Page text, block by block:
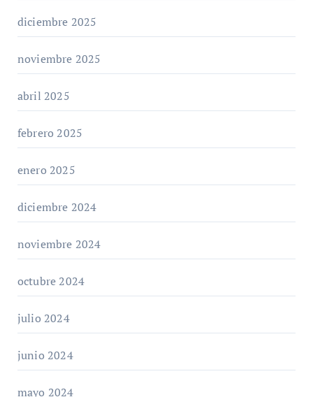
diciembre 2025
noviembre 2025
abril 2025
febrero 2025
enero 2025
diciembre 2024
noviembre 2024
octubre 2024
julio 2024
junio 2024
mayo 2024